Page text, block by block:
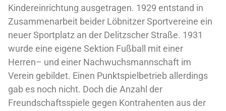
Kindereinrichtung ausgetragen. 1929 entstand in
Zusammenarbeit beider Löbnitzer Sportvereine ein
neuer Sportplatz an der Delitzscher Straße. 1931
wurde eine eigene Sektion Fußball mit einer
Herren– und einer Nachwuchsmannschaft im
Verein gebildet. Einen Punktspielbetrieb allerdings
gab es noch nicht. Doch die Anzahl der
Freundschaftsspiele gegen Kontrahenten aus der